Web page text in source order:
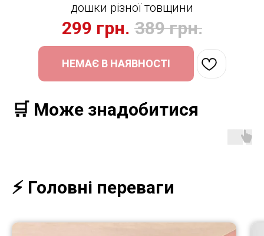
дошки різної товщини
299 грн. 389 грн.
НЕМАЄ В НАЯВНОСТІ
🛒 Може знадобитися
⚡️ Головні переваги